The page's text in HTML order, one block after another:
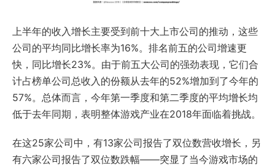
上半年的收入增长主要受到前十大上市公司的推动，这些
公司的平均同比增长率为16%。排名前五的公司增速更
快，同比增长23%。由于前五大公司的强劲表现，它们合
计占榜单公司总收入的份额从去年的52%增加到了今年的
57%。总体而言，今年第一季度和第二季度的平均增长均
低于去年同期，表明整体游戏产业在2018年面临着挑战。
在这25家公司中，有13家公司报告了双位数营收增长，另
有六家公司报告了双位数跌幅——突显了当今游戏市场的